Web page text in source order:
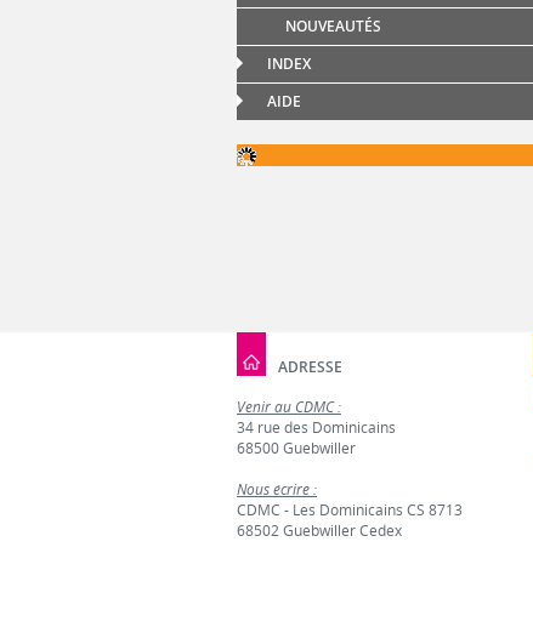
NOUVEAUTÉS
INDEX
AIDE
ADRESSE
Venir au CDMC :
34 rue des Dominicains
68500 Guebwiller
Nous écrire :
CDMC - Les Dominicains CS 8713
68502 Guebwiller Cedex